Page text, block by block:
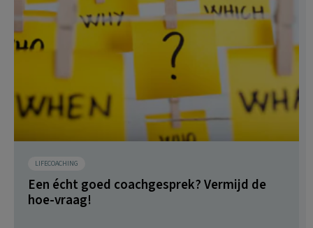
LIFECOACHING
Een écht goed coachgesprek? Vermijd de
hoe-vraag!